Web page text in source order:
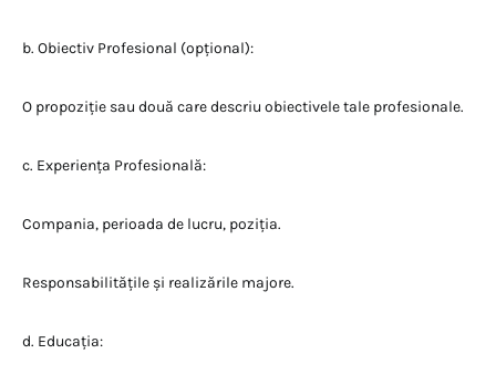
b. Obiectiv Profesional (opțional):
O propoziție sau două care descriu obiectivele tale profesionale.
c. Experiența Profesională:
Compania, perioada de lucru, poziția.
Responsabilitățile și realizările majore.
d. Educația: